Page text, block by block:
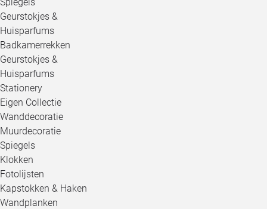
Geurstokjes &
Huisparfums
Badkamerrekken
Geurstokjes &
Huisparfums
Stationery
Eigen Collectie
Wanddecoratie
Muurdecoratie
Spiegels
Klokken
Fotolijsten
Kapstokken & Haken
Wandplanken